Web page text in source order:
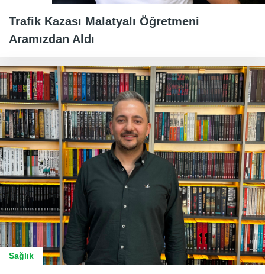
Trafik Kazası Malatyalı Öğretmeni
Aramızdan Aldı
Sağlık